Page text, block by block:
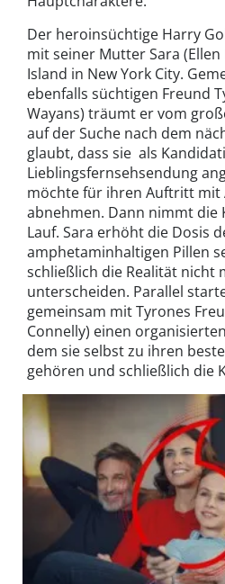
Der heroinsüchtige Harry
mit seiner Mutter Sara
Island in New York City.
ebenfalls süchtigen Freund
Wayans) träumt er vom
auf der Suche nach dem
glaubt, dass sie als
Lieblingsfernsehsendung
möchte für ihren Auftritt mit
abnehmen. Dann nimmt die
Lauf. Sara erhöht die Dosis
amphetaminhaltigen Pillen
schließlich die Realität nicht
unterscheiden. Parallel
gemeinsam mit Tyrones
Connelly) einen
dem sie selbst zu ihren
gehören und schließlich die